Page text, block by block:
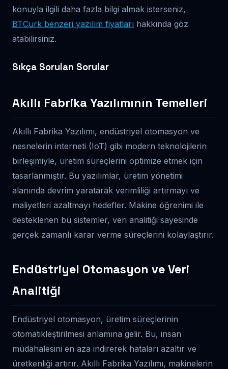
konuyla ilgili daha fazla bilgi almak isterseniz,
BTCurk benzeri yazılım fiyatları hakkında göz
atabilirsiniz.
Sıkça Sorulan Sorular
Akıllı Fabrika Yazılımının Temelleri
Akıllı Fabrika Yazılımı, endüstriyel otomasyon ve
nesnelerin interneti (IoT) gibi modern teknolojilerin
birleşimiyle, üretim süreçlerini optimize etmek için
tasarlanmıştır. Bu yazılımlar, üretim yönetimi
alanında devrim yaratarak verimliliği artırmayı ve
maliyetleri azaltmayı hedefler. Makine öğrenimi ile
desteklenen bu sistemler, veri analitiği sayesinde
gerçek zamanlı karar verme süreçlerini kolaylaştırır.
Endüstriyel Otomasyon ve Veri
Analitiği
Endüstriyel otomasyon, üretim süreçlerinin
otomatikleştirilmesi anlamına gelir. Bu, insan
müdahalesini en aza indirerek hataları azaltır ve
üretkenliği artırır. Akıllı Fabrika Yazılımı, makinelerin